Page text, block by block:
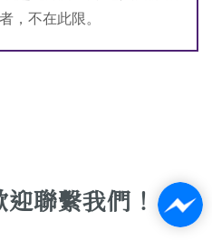
，不在此限。
聯繫我們！